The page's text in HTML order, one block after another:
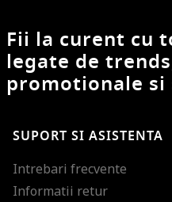
Fii la curent cu
legate de
promotionale
SUPORT SI ASISTENTA
Intrebari frecvente
Informatii retur